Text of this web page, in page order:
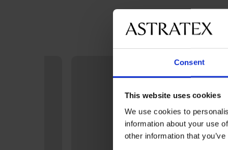
Consent
This website uses cookies
We use cookies to
information about your use
other information that